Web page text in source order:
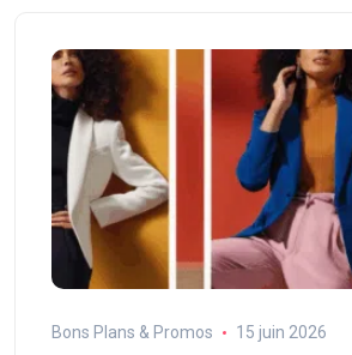
Bons Plans & Promos 15 juin 2026